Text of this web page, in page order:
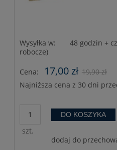
Wysyłka w:
48 godzin +
robocze)
Cena: 17,00 zł 19,90 zł
Najniższa cena z 30 dni
szt.
DO KOSZYKA
dodaj do